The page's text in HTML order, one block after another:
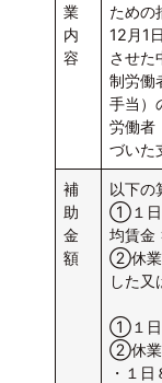
業
内
容
ための
12月1
させた
制労働
手当）
労働者
づいた
補
助
金
額
以下の
①１日
均賃金
②休業
した又
①１日
②休業
・１